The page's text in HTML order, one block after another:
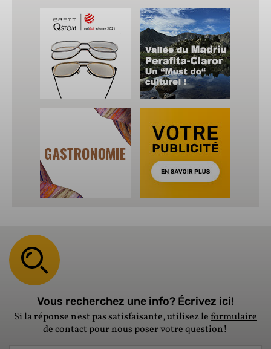
Vous recherchez une info? Écrivez ici!
Si la réponse n'est pas satisfaisante, utilisez leformulaire
de contactpour nous poser votre question!